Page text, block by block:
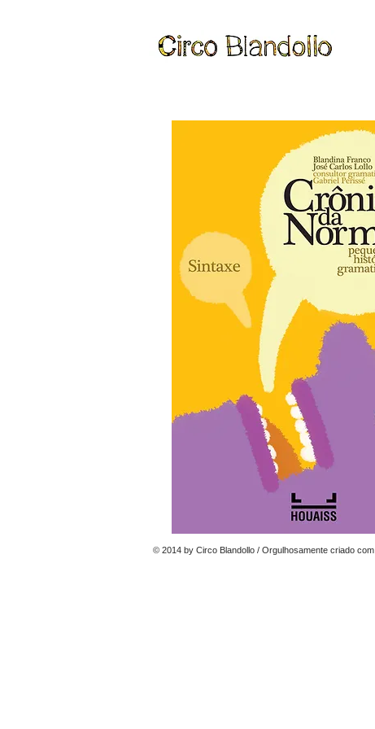
© 2014 by Circo Blandollo / Orgulhosamente criado com